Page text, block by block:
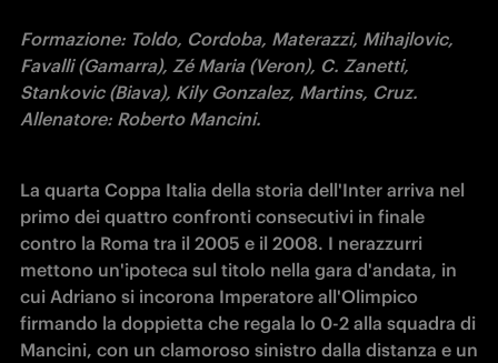
Formazione: Toldo, Cordoba, Materazzi, Mihajlovic,
Favalli (Gamarra), Zé Maria (Veron), C. Zanetti,
Stankovic (Biava), Kily Gonzalez, Martins, Cruz.
Allenatore: Roberto Mancini.
La quarta Coppa Italia della storia dell'Inter arriva nel
primo dei quattro confronti consecutivi in finale
contro la Roma tra il 2005 e il 2008. I nerazzurri
mettono un'ipoteca sul titolo nella gara d'andata, in
cui Adriano si incorona Imperatore all'Olimpico
firmando la doppietta che regala lo 0-2 alla squadra di
Mancini, con un clamoroso sinistro dalla distanza e un